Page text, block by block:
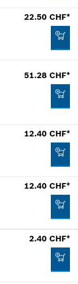
22.50 CHF*
51.28 CHF*
12.40 CHF*
12.40 CHF*
2.40 CHF*